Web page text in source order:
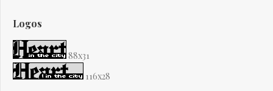
Logos
88x31
116x28